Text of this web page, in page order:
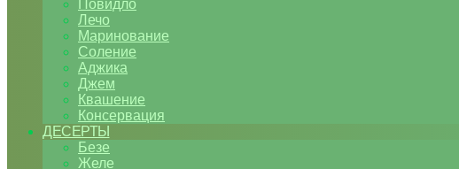
Повидло
Лечо
Маринование
Соление
Аджика
Джем
Квашение
Консервация
ДЕСЕРТЫ
Безе
Желе